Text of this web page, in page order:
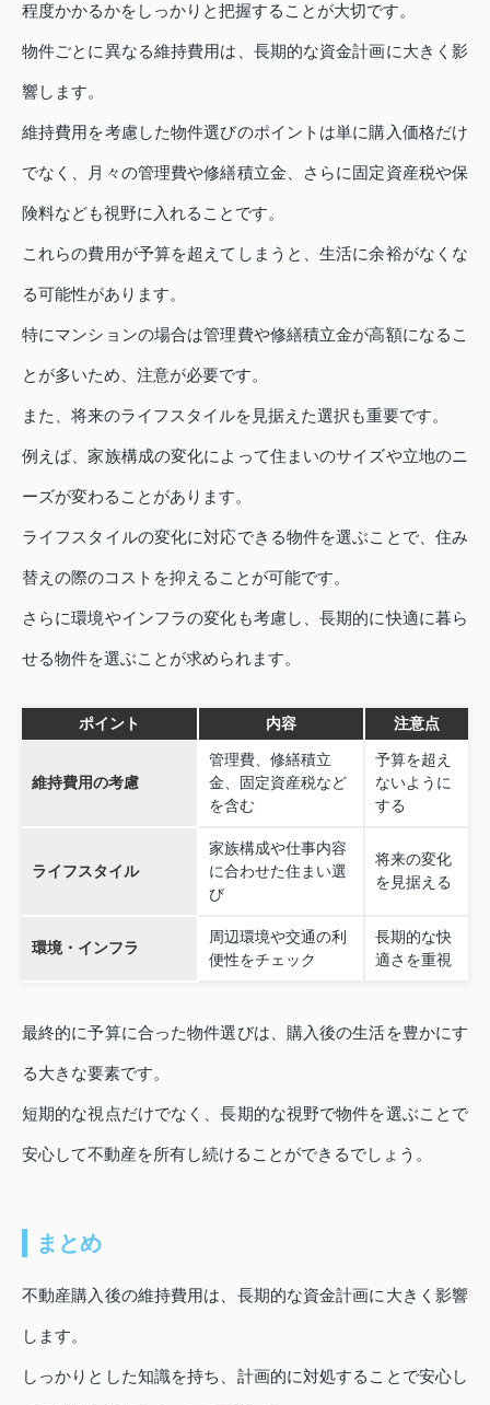
程度かかるかをしっかりと把握することが大切です。
物件ごとに異なる維持費用は、長期的な資金計画に大きく影
響します。
維持費用を考慮した物件選びのポイントは単に購入価格だけ
でなく、月々の管理費や修繕積立金、さらに固定資産税や保
険料なども視野に入れることです。
これらの費用が予算を超えてしまうと、生活に余裕がなくな
る可能性があります。
特にマンションの場合は管理費や修繕積立金が高額になるこ
とが多いため、注意が必要です。
また、将来のライフスタイルを見据えた選択も重要です。
例えば、家族構成の変化によって住まいのサイズや立地のニ
ーズが変わることがあります。
ライフスタイルの変化に対応できる物件を選ぶことで、住み
替えの際のコストを抑えることが可能です。
さらに環境やインフラの変化も考慮し、長期的に快適に暮ら
せる物件を選ぶことが求められます。
ポイント 内容 注意点
維持費用の考慮
管理費、修繕積立
金、固定資産税など
を含む
予算を超え
ないように
する
ライフスタイル
家族構成や仕事内容
に合わせた住まい選
び
将来の変化
を見据える
環境・インフラ
周辺環境や交通の利
便性をチェック
長期的な快
適さを重視
最終的に予算に合った物件選びは、購入後の生活を豊かにす
る大きな要素です。
短期的な視点だけでなく、長期的な視野で物件を選ぶことで
安心して不動産を所有し続けることができるでしょう。
まとめ
不動産購入後の維持費用は、長期的な資金計画に大きく影響
します。
しっかりとした知識を持ち、計画的に対処することで安心し